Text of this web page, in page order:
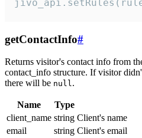
getContactInfo#
Returns visitor's contact info from
contact_info structure. If visitor
there will be null.
Name Type
client_name string Client's name
email
string Client's email